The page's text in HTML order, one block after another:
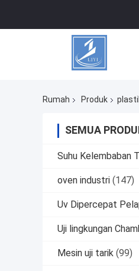
Rumah Produk
SEMUA
Suhu Kelembaban
oven industri (147)
Uv Dipercepat
Uji lingkungan
Mesin uji tarik (99)